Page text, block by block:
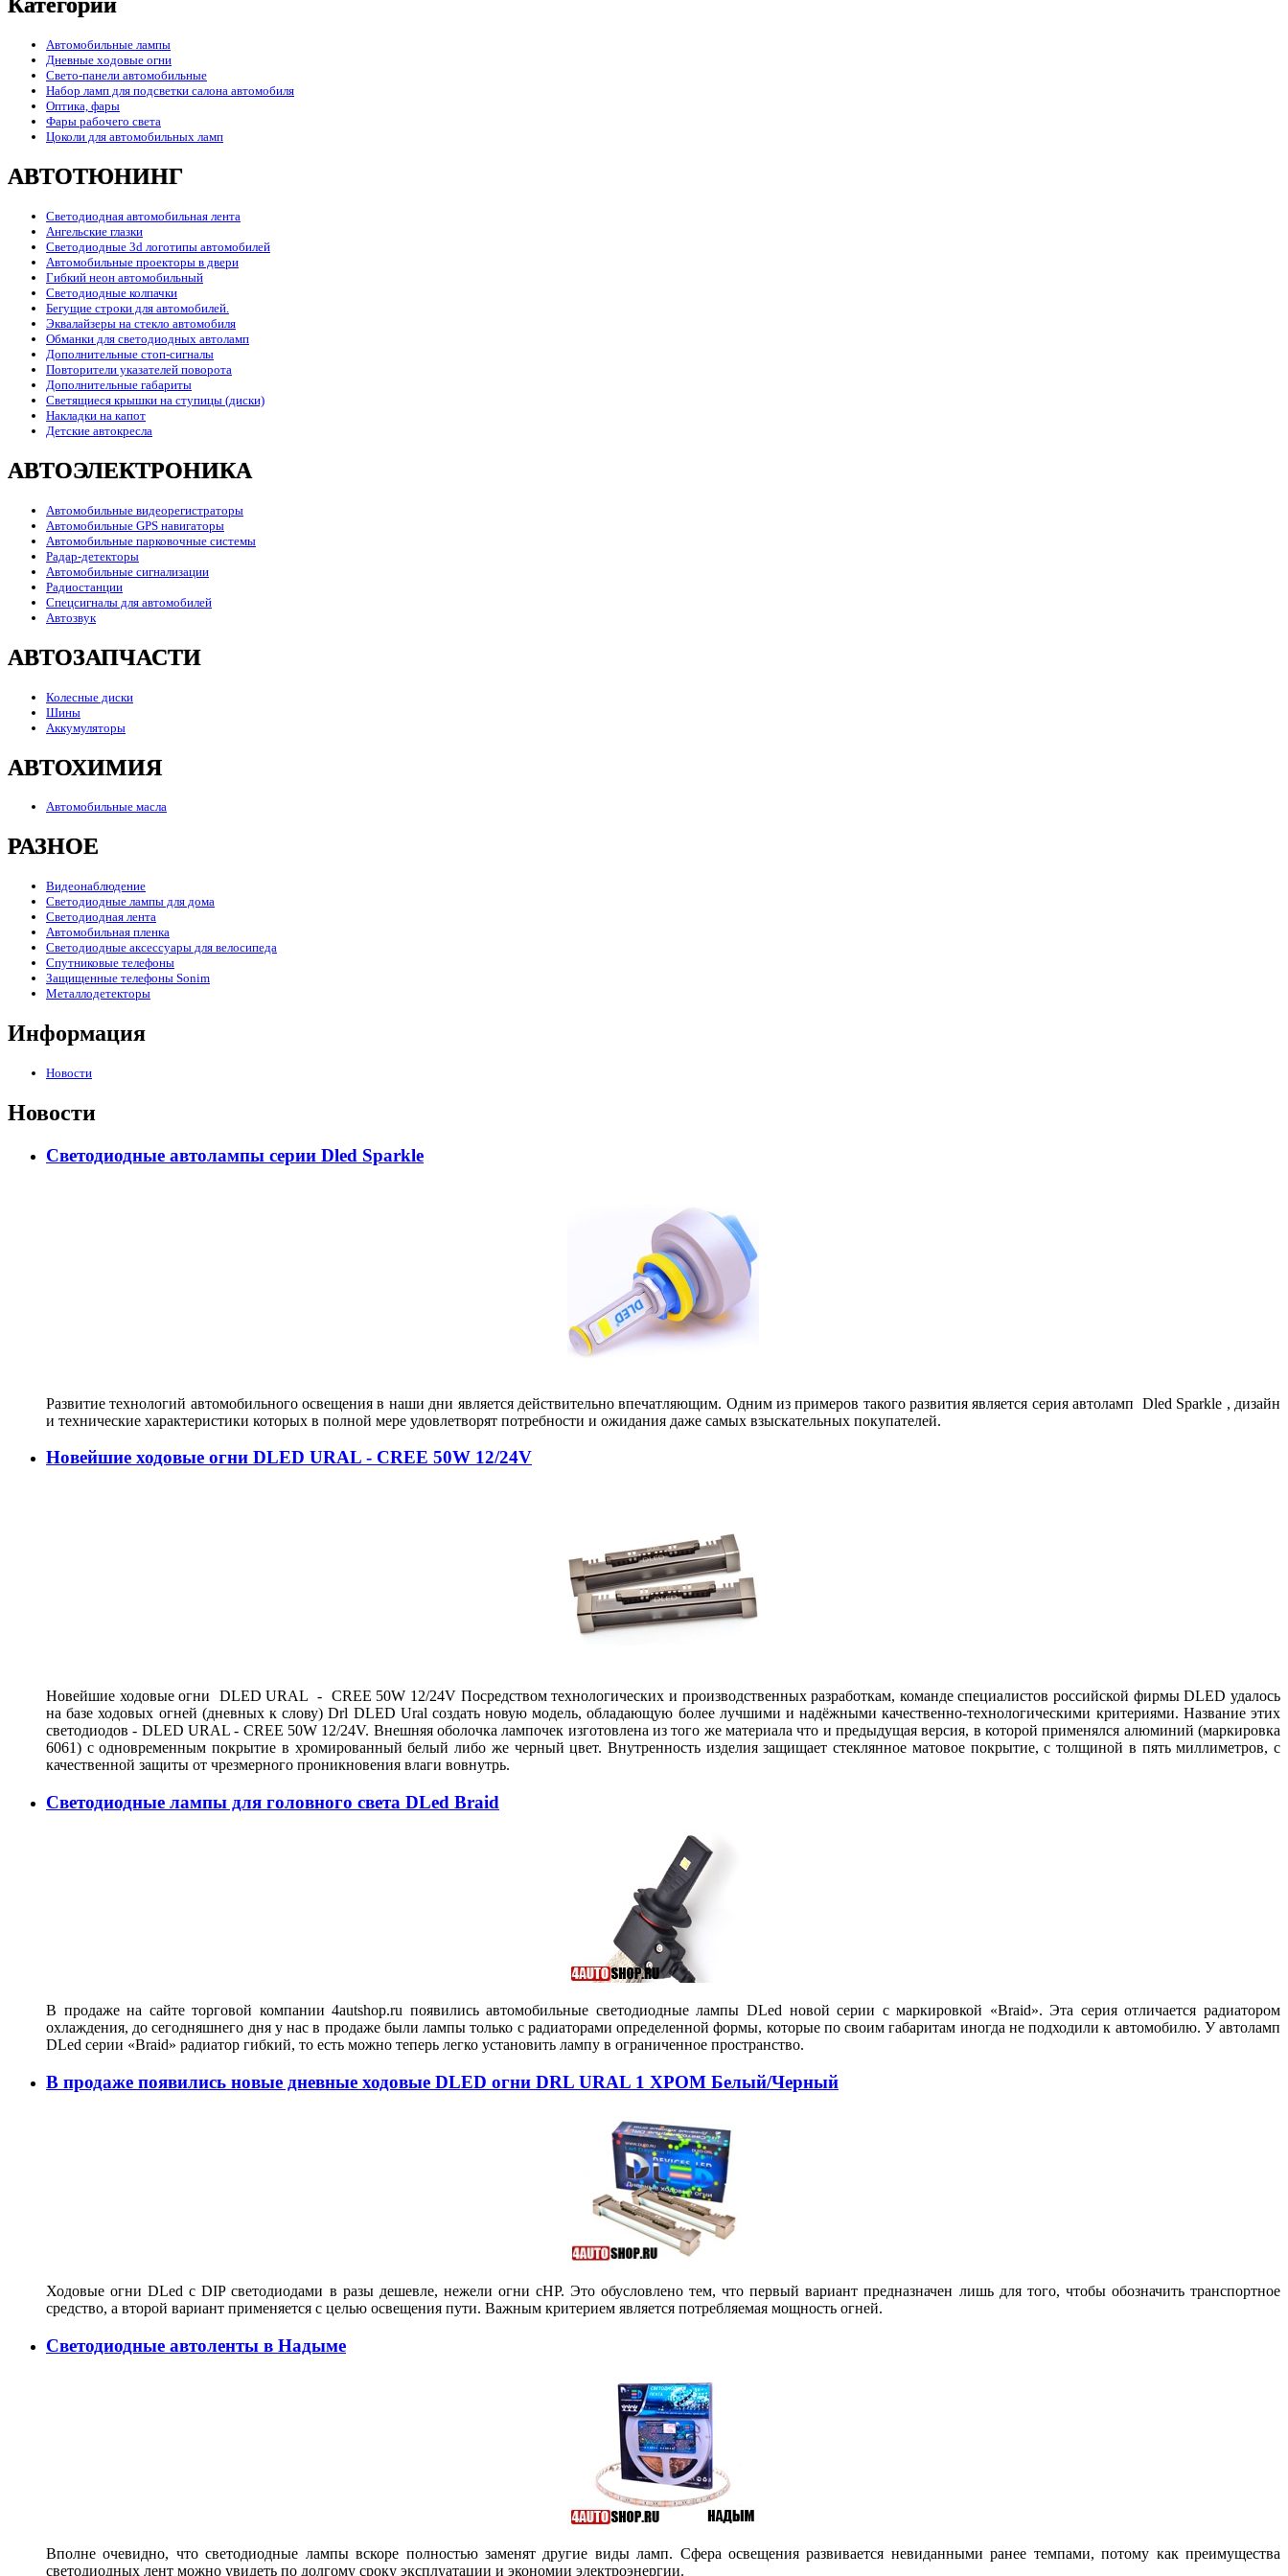
Категории
Автомобильные лампы
Дневные ходовые огни
Свето-панели автомобильные
Набор ламп для подсветки салона автомобиля
Оптика, фары
Фары рабочего света
Цоколи для автомобильных ламп
АВТОТЮНИНГ
Светодиодная автомобильная лента
Ангельские глазки
Светодиодные 3d логотипы автомобилей
Автомобильные проекторы в двери
Гибкий неон автомобильный
Светодиодные колпачки
Бегущие строки для автомобилей.
Эквалайзеры на стекло автомобиля
Обманки для светодиодных автоламп
Дополнительные стоп-сигналы
Повторители указателей поворота
Дополнительные габариты
Светящиеся крышки на ступицы (диски)
Накладки на капот
Детские автокресла
АВТОЭЛЕКТРОНИКА
Автомобильные видеорегистраторы
Автомобильные GPS навигаторы
Автомобильные парковочные системы
Радар-детекторы
Автомобильные сигнализации
Радиостанции
Спецсигналы для автомобилей
Автозвук
АВТОЗАПЧАСТИ
Колесные диски
Шины
Аккумуляторы
АВТОХИМИЯ
Автомобильные масла
РАЗНОЕ
Видеонаблюдение
Светодиодные лампы для дома
Светодиодная лента
Автомобильная пленка
Светодиодные аксессуары для велосипеда
Спутниковые телефоны
Защищенные телефоны Sonim
Металлодетекторы
Информация
Новости
Новости
Светодиодные автолампы серии Dled Sparkle
Развитие технологий автомобильного освещения в наши дни является действительно впечатляющим. Одним из примеров такого развития является серия автоламп Dled Sparkle , дизайн
и технические характеристики которых в полной мере удовлетворят потребности и ожидания даже самых взыскательных покупателей.
Новейшие ходовые огни DLED URAL - CREE 50W 12/24V
Новейшие ходовые огни DLED URAL - CREE 50W 12/24V Посредством технологических и производственных разработкам, команде специалистов российской фирмы DLED удалось
на базе ходовых огней (дневных к слову) Drl DLED Ural создать новую модель, обладающую более лучшими и надёжными качественно-технологическими критериями. Название этих
светодиодов - DLED URAL - CREE 50W 12/24V. Внешняя оболочка лампочек изготовлена из того же материала что и предыдущая версия, в которой применялся алюминий (маркировка
6061) с одновременным покрытие в хромированный белый либо же черный цвет. Внутренность изделия защищает стеклянное матовое покрытие, с толщиной в пять миллиметров, с
качественной защиты от чрезмерного проникновения влаги вовнутрь.
Светодиодные лампы для головного света DLed Braid
В продаже на сайте торговой компании 4autshop.ru появились автомобильные светодиодные лампы DLed новой серии с маркировкой «Braid». Эта серия отличается радиатором
охлаждения, до сегодняшнего дня у нас в продаже были лампы только с радиаторами определенной формы, которые по своим габаритам иногда не подходили к автомобилю. У автоламп
DLed серии «Braid» радиатор гибкий, то есть можно теперь легко установить лампу в ограниченное пространство.
В продаже появились новые дневные ходовые DLED огни DRL URAL 1 ХРОМ Белый/Черный
Ходовые огни DLed c DIP светодиодами в разы дешевле, нежели огни сHP. Это обусловлено тем, что первый вариант предназначен лишь для того, чтобы обозначить транспортное
средство, а второй вариант применяется с целью освещения пути. Важным критерием является потребляемая мощность огней.
Светодиодные автоленты в Надыме
Вполне очевидно, что светодиодные лампы вскоре полностью заменят другие виды ламп. Сфера освещения развивается невиданными ранее темпами, потому как преимущества
светодиодных лент можно увидеть по долгому сроку эксплуатации и экономии электроэнергии.